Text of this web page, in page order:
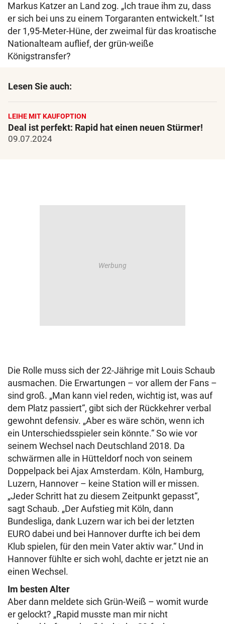
Markus Katzer an Land zog. „Ich traue ihm zu, dass
er sich bei uns zu einem Torgaranten entwickelt.“ Ist
der 1,95-Meter-Hüne, der zweimal für das kroatische
Nationalteam auflief, der grün-weiße
Königstransfer?
Lesen Sie auch:
LEIHE MIT KAUFOPTION
Deal ist perfekt: Rapid hat einen neuen Stürmer!
09.07.2024
Die Rolle muss sich der 22-Jährige mit Louis Schaub
ausmachen. Die Erwartungen – vor allem der Fans –
sind groß. „Man kann viel reden, wichtig ist, was auf
dem Platz passiert“, gibt sich der Rückkehrer verbal
gewohnt defensiv. „Aber es wäre schön, wenn ich
ein Unterschiedsspieler sein könnte.“ So wie vor
seinem Wechsel nach Deutschland 2018. Da
schwärmen alle in Hütteldorf noch von seinem
Doppelpack bei Ajax Amsterdam. Köln, Hamburg,
Luzern, Hannover – keine Station will er missen.
„Jeder Schritt hat zu diesem Zeitpunkt gepasst“,
sagt Schaub. „Der Aufstieg mit Köln, dann
Bundesliga, dank Luzern war ich bei der letzten
EURO dabei und bei Hannover durfte ich bei dem
Klub spielen, für den mein Vater aktiv war.“ Und in
Hannover fühlte er sich wohl, dachte er jetzt nie an
einen Wechsel.
Im besten Alter
Aber dann meldete sich Grün-Weiß – womit wurde
er gelockt? „Rapid musste man mir nicht